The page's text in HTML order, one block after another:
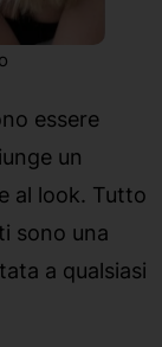
essere
un
al look. Tutto
sono una
a qualsiasi